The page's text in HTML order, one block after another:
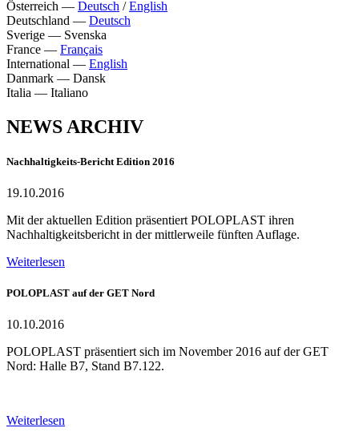
Österreich — Deutsch /English
Deutschland — Deutsch
Sverige — Svenska
France — Français
International — English
Danmark — Dansk
Italia — Italiano
NEWS ARCHIV
Nachhaltigkeits-Bericht Edition 2016
19.10.2016
Mit der aktuellen Edition präsentiert POLOPLAST ihren
Nachhaltigkeitsbericht in der mittlerweile fünften Auflage.
Weiterlesen
POLOPLAST auf der GET Nord
10.10.2016
POLOPLAST präsentiert sich im November 2016 auf der GET
Nord: Halle B7, Stand B7.122.
Weiterlesen